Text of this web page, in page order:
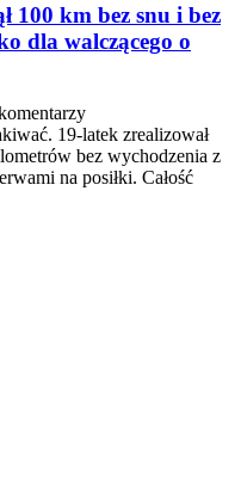
100 km bez snu i bez
dla walczącego o
19-latek zrealizował
bez wychodzenia z
na posiłki. Całość